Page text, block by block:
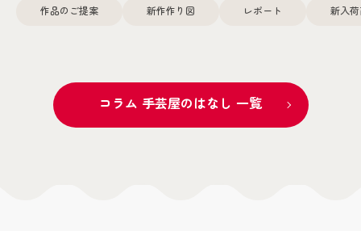
作品のご提案 新作作り図 レポート 新入
コラム 手芸屋のはなし 一覧